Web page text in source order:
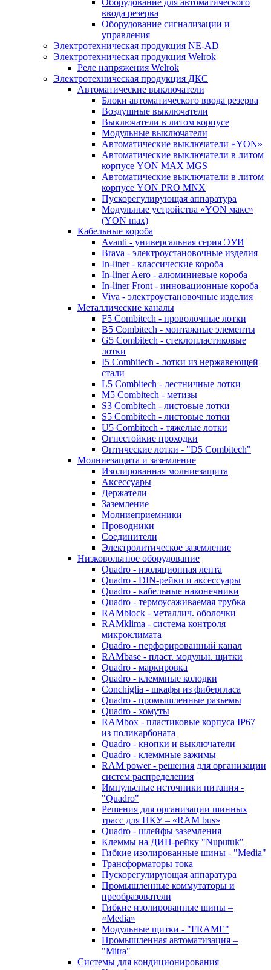
ввода резерва
Оборудование сигнализации и
управления
Электротехническая продукция NE-AD
Электротехническая продукция Welrok
Реле напряжения Welrok
Электротехническая продукция ДКС
Автоматические выключатели
Блоки автоматического ввода резерва
Воздушные выключатели
Выключатели в литом корпусе
Модульные выключатели
Автоматические выключатели «YON»
Автоматические выключатели в литом
корпусе YON MAX MGS
Автоматические выключатели в литом
корпусе YON PRO MNX
Пускорегулирующая аппаратура
Модульные устройства «YON макс»
(YON max)
Кабельные короба
Avanti - универсальная серия ЭУИ
Brava - электроустановочные изделия
In-liner - классические короба
In-liner Aero - алюминиевые короба
In-liner Front - инновационные короба
Viva - электроустановочные изделия
Металлические каналы
F5 Combitech - проволочные лотки
B5 Combitech - монтажные элементы
G5 Combitech - стеклопластиковые
лотки
I5 Combitech - лотки из нержавеющей
стали
L5 Combitech - лестничные лотки
M5 Combitech - метизы
S3 Combitech - листовые лотки
S5 Combitech - листовые лотки
U5 Combitech - тяжелые лотки
Огнестойкие проходки
Оптические лотки - "D5 Combitech"
Молниезащита и заземление
Изолированная молниезащита
Аксессуары
Держатели
Заземление
Молниеприемники
Проводники
Соединители
Электролитическое заземление
Низковольтное оборудование
Quadro - изоляционная лента
Quadro - DIN-рейки и аксессуары
Quadro - кабельные наконечники
Quadro - термоусаживаемая трубка
RAMblock - металлич. оболочки
RAMklima - система контроля
микроклимата
Quadro - перфорированный канал
RAMbase - пласт. модульн. щитки
Quadro - маркировка
Quadro - клеммные колодки
Conchiglia - шкафы из фибергласа
Quadro - промышленные разъемы
Quadro - хомуты
RAMbox - пластиковые корпуса IP67
из поликарбоната
Quadro - кнопки и выключатели
Quadro - клеммные зажимы
RAM power - решения для организации
систем распределения
Импульсные источники питания -
"Quadro"
Решения для организации шинных
трасс для НКУ – «RAM bus»
Quadro - шлейфы заземления
Клеммы на ДИН-рейку "Nuputuk"
Гибкие изолированные шины - "Media"
Трансформаторы тока
Пускорегулирующая аппаратура
Промышленные коммутаторы и
преобразователи
Гибкие изолированные шины –
«Media»
Модульные щитки - "FRAME"
Промышленная автоматизация –
"Mitra"
Системы для кондиционирования